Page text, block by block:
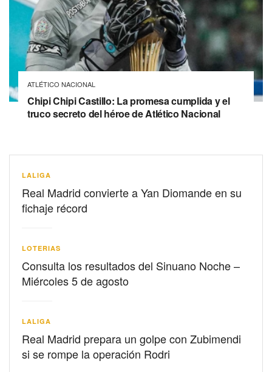
ATLÉTICO NACIONAL
Chipi Chipi Castillo: La promesa cumplida y el
truco secreto del héroe de Atlético Nacional
LALIGA
Real Madrid convierte a Yan Diomande en su
fichaje récord
LOTERIAS
Consulta los resultados del Sinuano Noche –
Miércoles 5 de agosto
LALIGA
Real Madrid prepara un golpe con Zubimendi
si se rompe la operación Rodri